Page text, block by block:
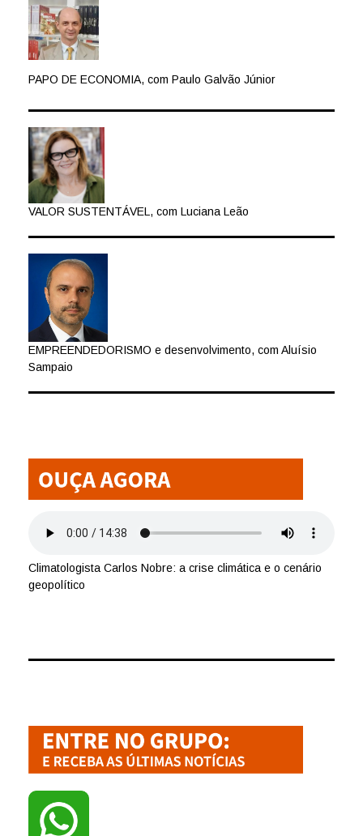
PAPO DE ECONOMIA, com Paulo Galvão Júnior
VALOR SUSTENTÁVEL, com Luciana Leão
EMPREENDEDORISMO e desenvolvimento, com Aluísio
Sampaio
Climatologista Carlos Nobre: a crise climática e o cenário
geopolítico